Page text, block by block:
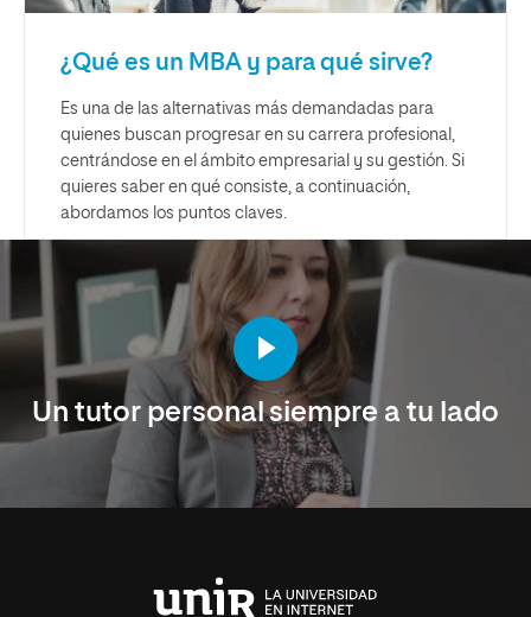
¿Qué es un MBA y para qué sirve?
Es una de las alternativas más demandadas para
quienes buscan progresar en su carrera profesional,
centrándose en el ámbito empresarial y su gestión. Si
quieres saber en qué consiste, a continuación,
abordamos los puntos claves.
Un tutor personal siempre a tu lado